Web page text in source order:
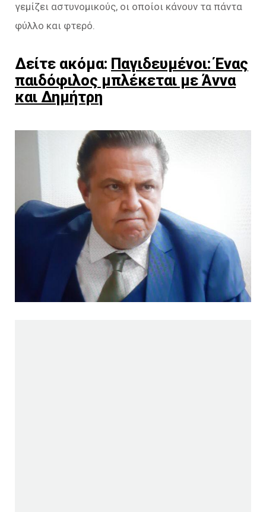
γεμίζει αστυνομικούς, οι οποίοι κάνουν τα πάντα
φύλλο και φτερό.
Δείτε ακόμα: Παγιδευμένοι: Ένας
παιδόφιλος μπλέκεται με Άννα
και Δημήτρη